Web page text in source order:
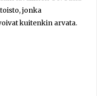
jonka
kuitenkin arvata.